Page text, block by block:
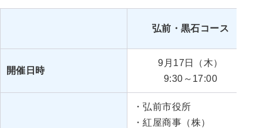
弘前・黒石コース
開催日時
9月17日（木）
9:30～17:00
・弘前市役所
・紅屋商事（株）